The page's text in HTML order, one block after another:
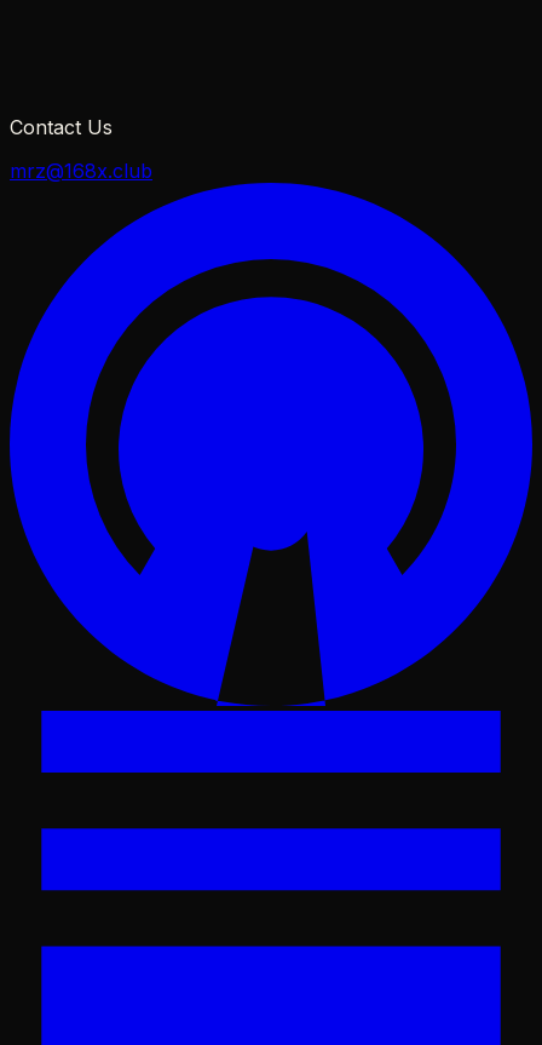
Contact Us
mrz@168x.club